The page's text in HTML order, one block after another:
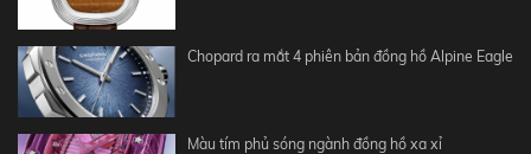
Chopard ra mắt 4 phiên bản đồng hồ Alpine Eagle
Màu tím phủ sóng ngành đồng hồ xa xỉ